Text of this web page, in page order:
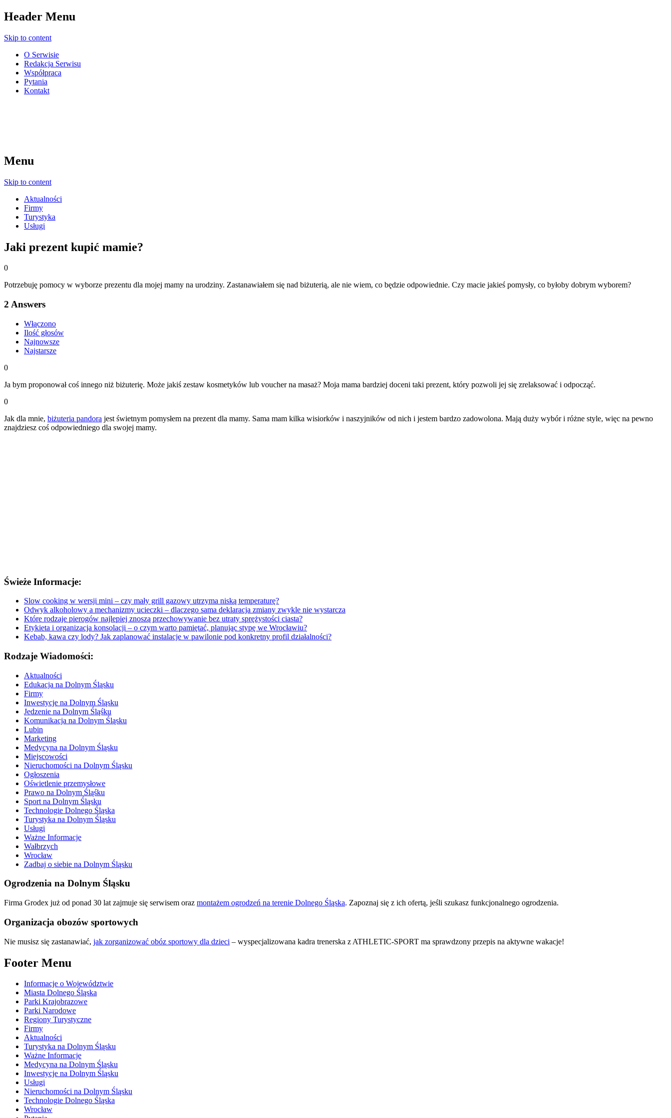
Header Menu
Skip to content
O Serwisie
Redakcja Serwisu
Współpraca
Pytania
Kontakt
Menu
Skip to content
Aktualności
Firmy
Turystyka
Usługi
Jaki prezent kupić mamie?
0
Potrzebuję pomocy w wyborze prezentu dla mojej mamy na urodziny. Zastanawiałem się nad biżuterią, ale nie wiem, co będzie odpowiednie. Czy macie jakieś pomysły, co byłoby dobrym wyborem?
2 Answers
Włączono
Ilość głosów
Najnowsze
Najstarsze
0
Ja bym proponował coś innego niż biżuterię. Może jakiś zestaw kosmetyków lub voucher na masaż? Moja mama bardziej doceni taki prezent, który pozwoli jej się zrelaksować i odpocząć.
0
Jak dla mnie, biżuteria pandora jest świetnym pomysłem na prezent dla mamy. Sama mam kilka wisiorków i naszyjników od nich i jestem bardzo zadowolona. Mają duży wybór i różne style, więc na pewno
znajdziesz coś odpowiedniego dla swojej mamy.
Świeże Informacje:
Slow cooking w wersji mini – czy mały grill gazowy utrzyma niską temperaturę?
Odwyk alkoholowy a mechanizmy ucieczki – dlaczego sama deklaracja zmiany zwykle nie wystarcza
Które rodzaje pierogów najlepiej znoszą przechowywanie bez utraty sprężystości ciasta?
Etykieta i organizacja konsolacji – o czym warto pamiętać, planując stypę we Wrocławiu?
Kebab, kawa czy lody? Jak zaplanować instalacje w pawilonie pod konkretny profil działalności?
Rodzaje Wiadomości:
Aktualności
Edukacja na Dolnym Śląsku
Firmy
Inwestycje na Dolnym Śląsku
Jedzenie na Dolnym Śląśku
Komunikacja na Dolnym Śląsku
Lubin
Marketing
Medycyna na Dolnym Śląsku
Miejscowości
Nieruchomości na Dolnym Śląsku
Ogłoszenia
Oświetlenie przemysłowe
Prawo na Dolnym Śląśku
Sport na Dolnym Śląsku
Technologie Dolnego Śląska
Turystyka na Dolnym Śląsku
Usługi
Ważne Informacje
Wałbrzych
Wrocław
Zadbaj o siebie na Dolnym Śląsku
Ogrodzenia na Dolnym Śląsku
Firma Grodex już od ponad 30 lat zajmuje się serwisem oraz montażem ogrodzeń na terenie Dolnego Śląska. Zapoznaj się z ich ofertą, jeśli szukasz funkcjonalnego ogrodzenia.
Organizacja obozów sportowych
Nie musisz się zastanawiać, jak zorganizować obóz sportowy dla dzieci – wyspecjalizowana kadra trenerska z ATHLETIC-SPORT ma sprawdzony przepis na aktywne wakacje!
Footer Menu
Informacje o Województwie
Miasta Dolnego Śląska
Parki Krajobrazowe
Parki Narodowe
Regiony Turystyczne
Firmy
Aktualności
Turystyka na Dolnym Śląsku
Ważne Informacje
Medycyna na Dolnym Śląsku
Inwestycje na Dolnym Śląsku
Usługi
Nieruchomości na Dolnym Śląsku
Technologie Dolnego Śląska
Wrocław